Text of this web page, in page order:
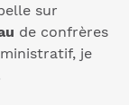
sur
de confrères
je